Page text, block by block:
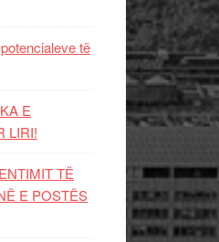
të
E
LIRI!
TË
E POSTËS